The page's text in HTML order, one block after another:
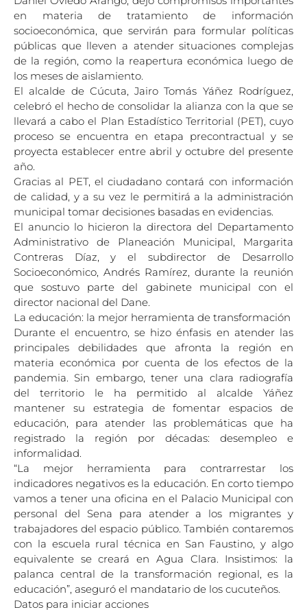
en materia de tratamiento de información
socioeconómica, que servirán para formular políticas
públicas que lleven a atender situaciones complejas
de la región, como la reapertura económica luego de
los meses de aislamiento.
El alcalde de Cúcuta, Jairo Tomás Yáñez Rodríguez,
celebró el hecho de consolidar la alianza con la que se
llevará a cabo el Plan Estadístico Territorial (PET), cuyo
proceso se encuentra en etapa precontractual y se
proyecta establecer entre abril y octubre del presente
año.
Gracias al PET, el ciudadano contará con información
de calidad, y a su vez le permitirá a la administración
municipal tomar decisiones basadas en evidencias.
El anuncio lo hicieron la directora del Departamento
Administrativo de Planeación Municipal, Margarita
Contreras Díaz, y el subdirector de Desarrollo
Socioeconómico, Andrés Ramírez, durante la reunión
que sostuvo parte del gabinete municipal con el
director nacional del Dane.
La educación: la mejor herramienta de transformación
Durante el encuentro, se hizo énfasis en atender las
principales debilidades que afronta la región en
materia económica por cuenta de los efectos de la
pandemia. Sin embargo, tener una clara radiografía
del territorio le ha permitido al alcalde Yáñez
mantener su estrategia de fomentar espacios de
educación, para atender las problemáticas que ha
registrado la región por décadas: desempleo e
informalidad.
“La mejor herramienta para contrarrestar los
indicadores negativos es la educación. En corto tiempo
vamos a tener una oficina en el Palacio Municipal con
personal del Sena para atender a los migrantes y
trabajadores del espacio público. También contaremos
con la escuela rural técnica en San Faustino, y algo
equivalente se creará en Agua Clara. Insistimos: la
palanca central de la transformación regional, es la
educación”, aseguró el mandatario de los cucuteños.
Datos para iniciar acciones